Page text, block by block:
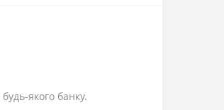
якого банку.